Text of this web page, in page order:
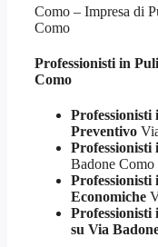
Como – Impresa di
Como
Professionisti in
Como
Professionisti
Preventivo
Professionisti
Badone Como
Professionisti
Economiche
Professionisti
su Via